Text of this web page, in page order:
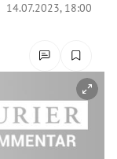
14.07.2023, 18:00